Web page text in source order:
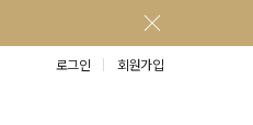
로그인 회원가입